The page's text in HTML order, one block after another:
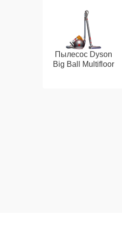
Пылесос Dyson
Big Ball Multifloor